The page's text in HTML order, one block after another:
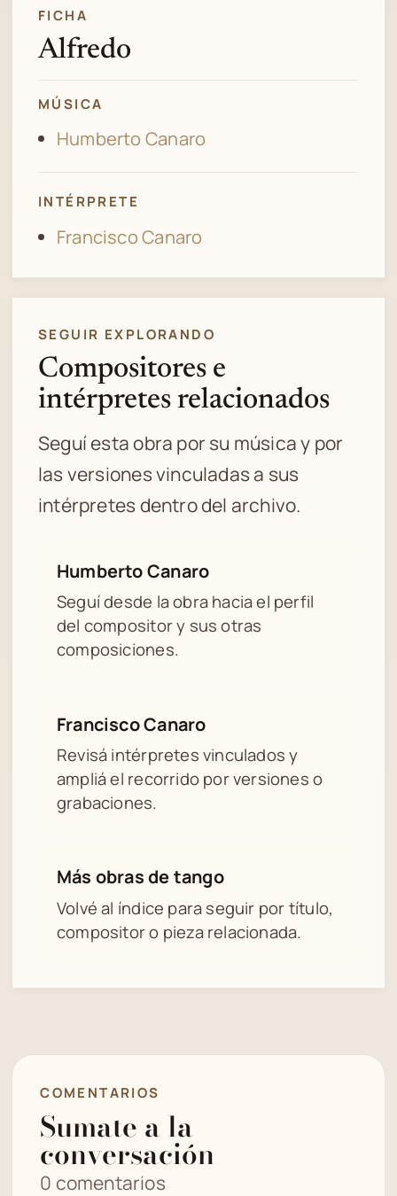
FICHA
Alfredo
MÚSICA
Humberto Canaro
INTÉRPRETE
Francisco Canaro
SEGUIR EXPLORANDO
Compositores e
intérpretes relacionados
Seguí esta obra por su música y por
las versiones vinculadas a sus
intérpretes dentro del archivo.
Humberto Canaro
Seguí desde la obra hacia el perfil
del compositor y sus otras
composiciones.
Francisco Canaro
Revisá intérpretes vinculados y
ampliá el recorrido por versiones o
grabaciones.
Más obras de tango
Volvé al índice para seguir por título,
compositor o pieza relacionada.
COMENTARIOS
Sumate a la
conversación
0 comentarios